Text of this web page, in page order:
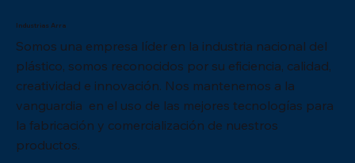
Industrias Arra
Somos una empresa líder en la industria nacional del
plástico, somos reconocidos por su eficiencia, calidad,
creatividad e innovación. Nos mantenemos a la
vanguardia en el uso de las mejores tecnologías para
la fabricación y comercialización de nuestros
productos.